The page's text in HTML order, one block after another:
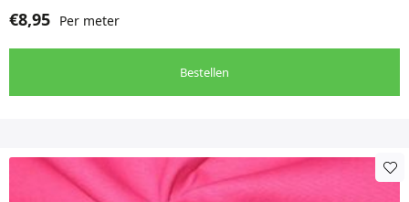
€8,95 Per meter
Bestellen